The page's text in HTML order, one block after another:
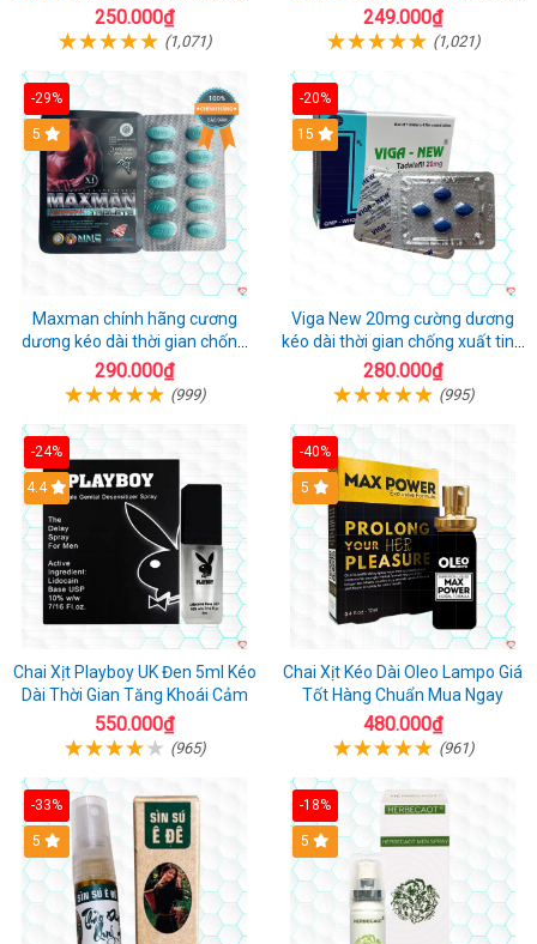
100 chống xts cương dương
250.000₫
(1,071)
gian cho nam
249.000₫
(1,021)
-29%
Hot
5
Maxman chính hãng cương
dương kéo dài thời gian chống
xuất tinh sớm hộp 10 viên
290.000₫
(999)
-20%
15
Viga New 20mg cường dương
kéo dài thời gian chống xuất tinh
hộp 4 viên
280.000₫
(995)
-24%
Hot
4.4
Chai Xịt Playboy UK Đen 5ml Kéo
Dài Thời Gian Tăng Khoái Cảm
550.000₫
(965)
-40%
5
Chai Xịt Kéo Dài Oleo Lampo Giá
Tốt Hàng Chuẩn Mua Ngay
480.000₫
(961)
-33%
5
-18%
5